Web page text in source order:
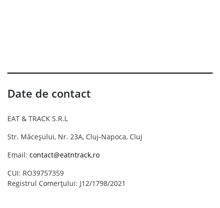
Date de contact
EAT & TRACK S.R.L
Str. Măceșului, Nr. 23A, Cluj-Napoca, Cluj
Email: contact@eatntrack.ro
CUI: RO39757359
Registrul Comerțului: J12/1798/2021